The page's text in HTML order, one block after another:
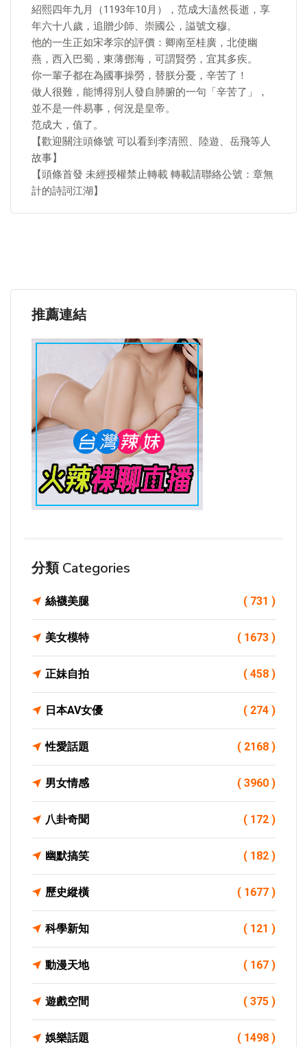
紹熙四年九月（1193年10月），范成大溘然長逝，享
年六十八歲，追贈少師、崇國公，謚號文穆。
他的一生正如宋孝宗的評價：卿南至桂廣，北使幽
燕，西入巴蜀，東薄鄧海，可謂賢勞，宜其多疾。
你一輩子都在為國事操勞，替朕分憂，辛苦了！
做人很難，能博得別人發自肺腑的一句「辛苦了」，
並不是一件易事，何況是皇帝。
范成大，值了。
【歡迎關注頭條號 可以看到李清照、陸遊、岳飛等人
故事】
【頭條首發 未經授權禁止轉載 轉載請聯絡公號：章無
計的詩詞江湖】
推薦連結
分類 Categories
絲襪美腿 ( 731 )
美女模特 ( 1673 )
正妹自拍 ( 458 )
日本AV女優 ( 274 )
性愛話題 ( 2168 )
男女情感 ( 3960 )
八卦奇聞 ( 172 )
幽默搞笑 ( 182 )
歷史縱橫 ( 1677 )
科學新知 ( 121 )
動漫天地 ( 167 )
遊戲空間 ( 375 )
娛樂話題 ( 1498 )